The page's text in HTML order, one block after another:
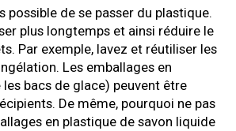
possible de se passer du plastique.
plus longtemps et ainsi réduire le
Par exemple, lavez et réutiliser les
Les emballages en
bacs de glace) peuvent être
De même, pourquoi ne pas
en plastique de savon liquide